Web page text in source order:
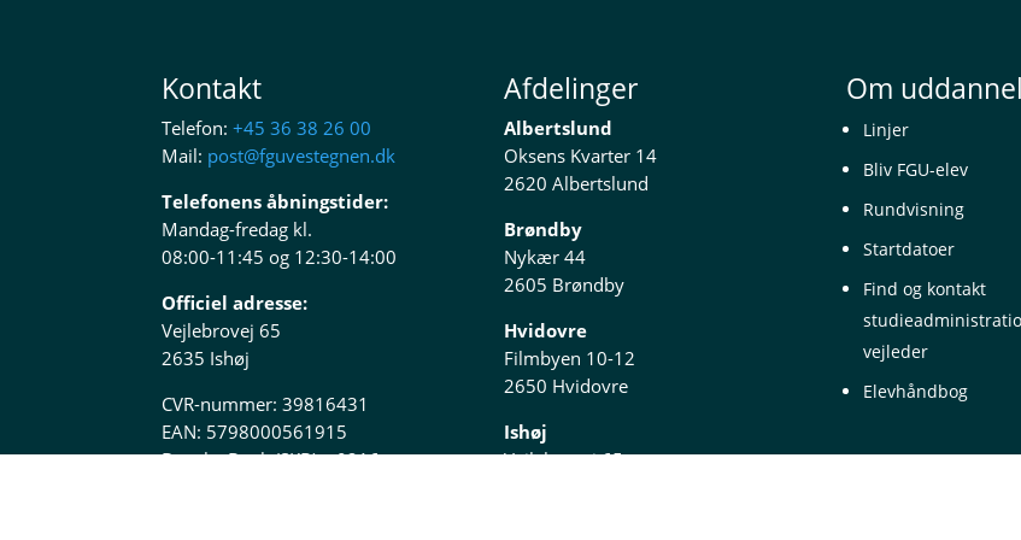
Kontakt
Telefon:+45 36 38 26 00
Mail: post@fguvestegnen.dk
Telefonens åbningstider:
Mandag-fredag kl.
08:00-11:45 og 12:30-14:00
Officiel adresse:
Vejlebrovej 65
2635 Ishøj
CVR-nummer: 39816431
EAN: 5798000561915
Danske Bank (SKB) – 0216
Afdelinger
Albertslund
Oksens Kvarter 14
2620 Albertslund
Brøndby
Nykær 44
2605 Brøndby
Hvidovre
Filmbyen 10-12
2650 Hvidovre
Ishøj
Vejlebrovej 65
Om
Linjer
Bliv FGU-elev
Rundvisning
Startdatoer
Find og kontakt
vejleder
Elevhåndbog